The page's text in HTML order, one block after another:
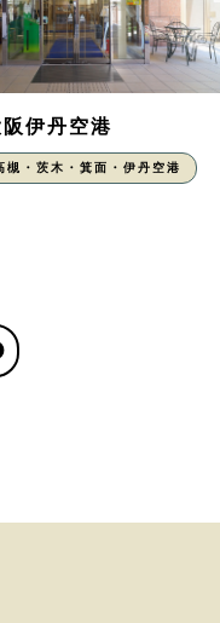
伊丹空港
槻・茨木・箕面・伊丹空港